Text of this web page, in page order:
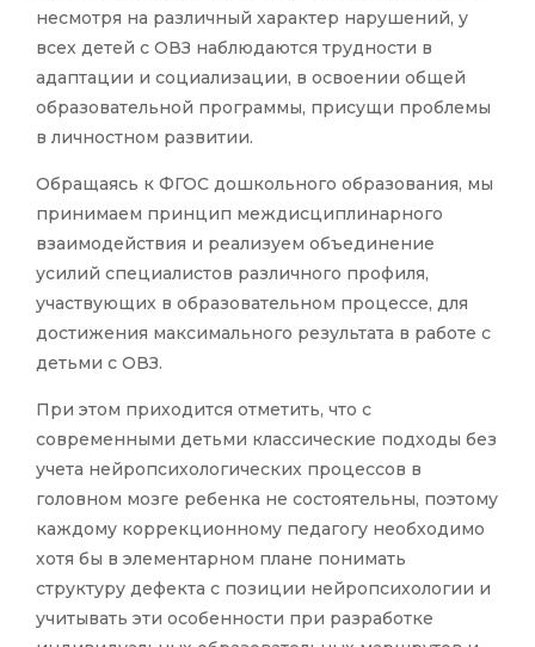
несмотря на различный характер нарушений, у
всех детей с ОВЗ наблюдаются трудности в
адаптации и социализации, в освоении общей
образовательной программы, присущи проблемы
в личностном развитии.
Обращаясь к ФГОС дошкольного образования, мы
принимаем принцип междисциплинарного
взаимодействия и реализуем объединение
усилий специалистов различного профиля,
участвующих в образовательном процессе, для
достижения максимального результата в работе с
детьми с ОВЗ.
При этом приходится отметить, что с
современными детьми классические подходы без
учета нейропсихологических процессов в
головном мозге ребенка не состоятельны, поэтому
каждому коррекционному педагогу необходимо
хотя бы в элементарном плане понимать
структуру дефекта с позиции нейропсихологии и
учитывать эти особенности при разработке